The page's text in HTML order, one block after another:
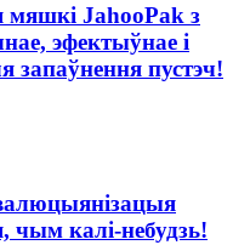
JahooPak з
эфектыўнае і
запаўнення пустэч!
чым калі-небудзь!